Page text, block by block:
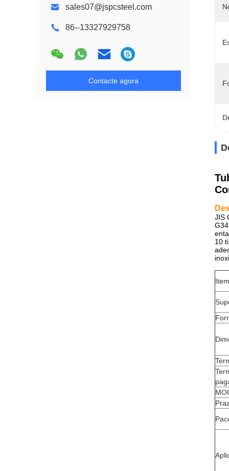
sales07@jspcsteel.com
86--13327929758
Contacte agora
JIS
10
Item